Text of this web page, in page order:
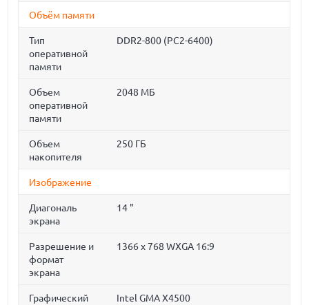
Объём памяти
Тип
оперативной
памяти
DDR2-800 (PC2-6400)
Объем
оперативной
памяти
2048 МБ
Объем
накопителя
250 ГБ
Изображение
Диагональ
экрана
14 "
Разрешение и
формат
экрана
1366 x 768 WXGA 16:9
Графический
Intel GMA X4500